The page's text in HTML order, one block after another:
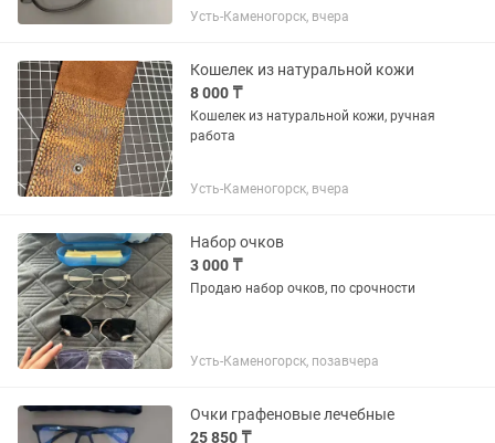
Усть-Каменогорск, вчера
Кошелек из натуральной кожи
8 000 ₸
Кошелек из натуральной кожи, ручная
работа
Усть-Каменогорск, вчера
Набор очков
3 000 ₸
Продаю набор очков, по срочности
Усть-Каменогорск, позавчера
Очки графеновые лечебные
25 850 ₸